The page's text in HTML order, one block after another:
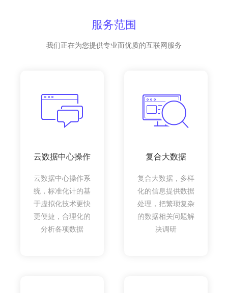
服务范围
我们正在为您提供专业而优质的互联网服务
云数据中心操作
云数据中心操作系
统，标准化计的基
于虚拟化技术更快
更便捷，合理化的
分析各项数据
复合大数据
复合大数据，多样
化的信息提供数据
处理，把繁琐复杂
的数据相关问题解
决调研